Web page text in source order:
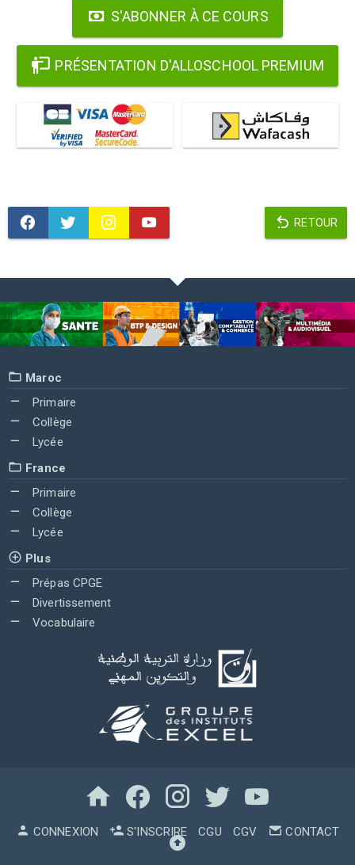
S'ABONNER À CE COURS
PRÉSENTATION D'ALLOSCHOOL PREMIUM
RETOUR
Maroc
Primaire
Collège
Lycée
France
Primaire
Collège
Lycée
Plus
Prépas CPGE
Divertissement
Vocabulaire
CONNEXION S'INSCRIRE CGU CGV CONTACT